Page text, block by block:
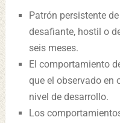
Patrón persistente
desafiante, hostil o
seis meses.
El comportamiento
que el observado en
nivel de desarrollo.
Los